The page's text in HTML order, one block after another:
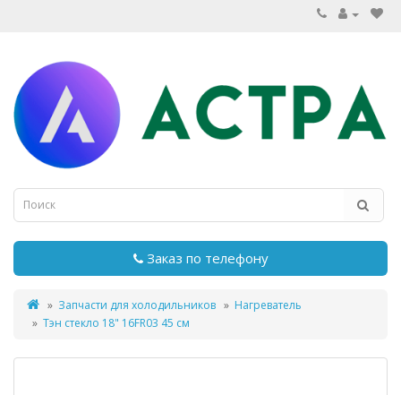
Заказ по телефону
Запчасти для холодильников
Нагреватель
Тэн стекло 18" 16FR03 45 см